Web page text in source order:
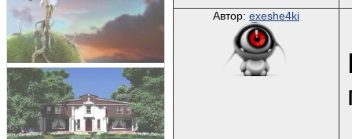
Автор: exeshe4ki